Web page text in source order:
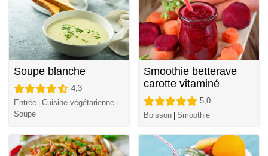
Soupe blanche
4,3
Entrée Cuisine végétarienne
Soupe
Smoothie betterave
carotte vitaminé
5,0
Boisson Smoothie